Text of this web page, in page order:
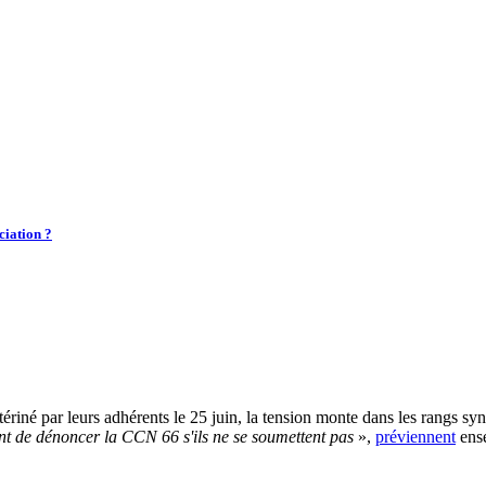
?
par leurs adhérents le 25 juin, la tension monte dans les rangs
dénoncer la CCN 66 s'ils ne se soumettent pas », préviennent